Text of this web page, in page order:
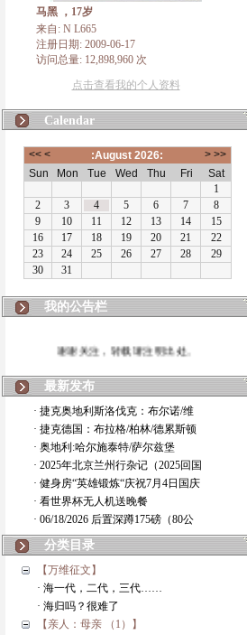
马黑 ，17岁
来自: N L665
注册日期: 2009-06-17
访问总量: 12,898,960 次
点击查看我的个人资料
Calendar
我的公告栏 N L665
最新发布
· 捷克奥地利斯洛伐克：布尔诺/维
· 捷克德国：布拉格/柏林/德累斯顿
· 奥地利:哈尔施泰特/萨尔兹堡
· 2025年北京兰州行杂记（2025回国
· 健身房“英雄锻炼“庆祝7月4日国庆
· 看世界杯无人机送晚餐
· 06/18/2026 后置深蹲175磅（80公
分类目录
【万维征文】
· 海一代，二代，三代……
· 海归吗？很难了
【亲人：母亲 （1）】